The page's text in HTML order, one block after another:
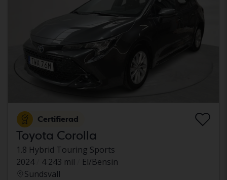
Certifierad
Toyota Corolla
1.8 Hybrid Touring Sports
2024
4 243 mil
El/Bensin
Sundsvall